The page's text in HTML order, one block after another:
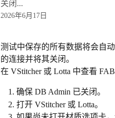
关闭...
2026年6月17日
测试中保存的所有数据将会自
的连接并将其关闭。
在 VStitcher 或 Lotta 中查看
确保 DB Admin 已关闭。
打开 VStitcher 或 Lotta。